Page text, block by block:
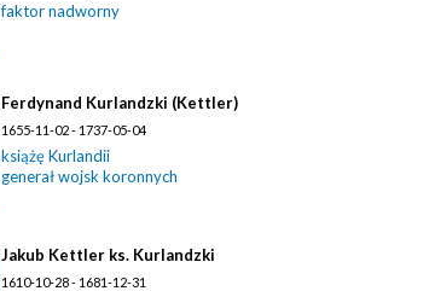
faktor nadworny
Ferdynand Kurlandzki (Kettler)
1655-11-02 - 1737-05-04
książę Kurlandii
generał wojsk koronnych
Jakub Kettler ks. Kurlandzki
1610-10-28 - 1681-12-31